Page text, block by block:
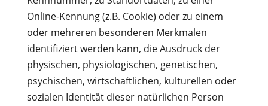
Online-Kennung (z.B. Cookie) oder zu einem
oder mehreren besonderen Merkmalen
identifiziert werden kann, die Ausdruck der
physischen, physiologischen, genetischen,
psychischen, wirtschaftlichen, kulturellen oder
sozialen Identität dieser natürlichen Person